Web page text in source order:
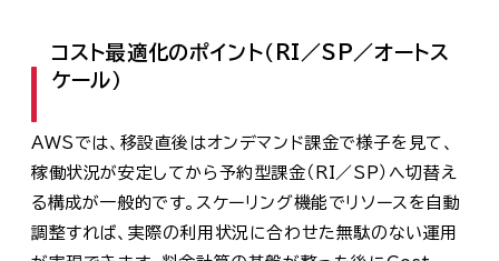
コスト最適化のポイント（RI／SP／オートス
ケール）
AWSでは、移設直後はオンデマンド課金で様子を見て、
稼働状況が安定してから予約型課金（RI／SP）へ切替え
る構成が一般的です。スケーリング機能でリソースを自動
調整すれば、実際の利用状況に合わせた無駄のない運用